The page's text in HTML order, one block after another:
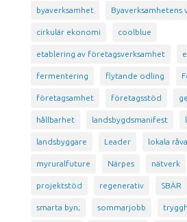
byaverksamhet Byaverksamhetens
cirkulär ekonomi coolblue
etablering av företagsverksamhet
fermentering flytande odling
företagsamhet företagsstöd
hållbarhet landsbygdsmanifest
landsbyggare Leader lokala
myruralfuture Närpes nätverk
projektstöd regenerativ SBÄR
smarta byn; sommarjobb